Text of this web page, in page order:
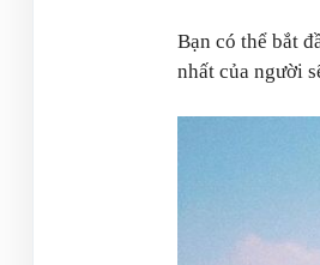
Bạn có thể bắt
nhất của người